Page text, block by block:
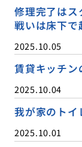
修理完了は
戦いは床下で
2025.10.05
賃貸キッチン
2025.10.04
我が家のト
2025.10.01